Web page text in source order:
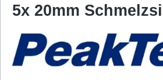
5x 20mm